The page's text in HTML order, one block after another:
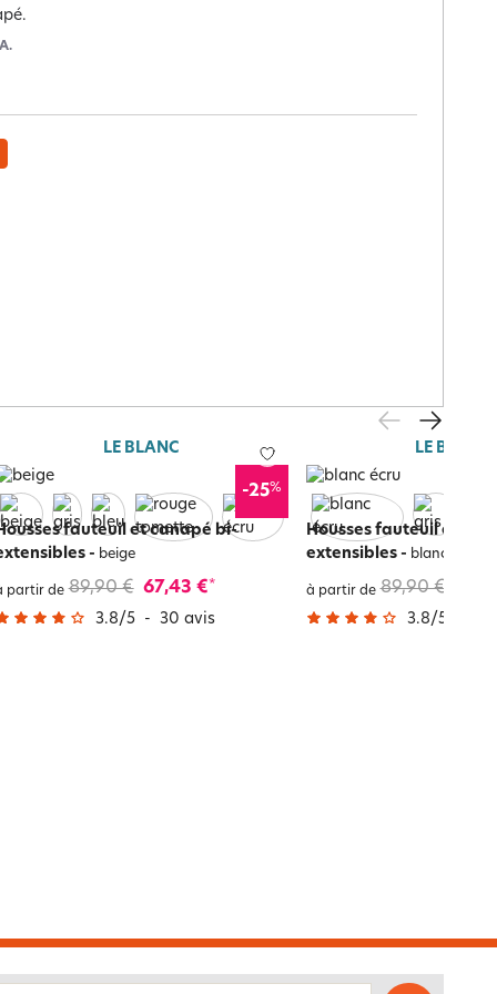
LE BLANC
-25%
fauteuil et canapé bi-
- beige
partir de 89,90 € 67,43 €*
3.8/5 - 30 avis
LE BLANC
Housses fauteuil et
extensibles- blanc écru
à partir de 89,90 €
3.8/5